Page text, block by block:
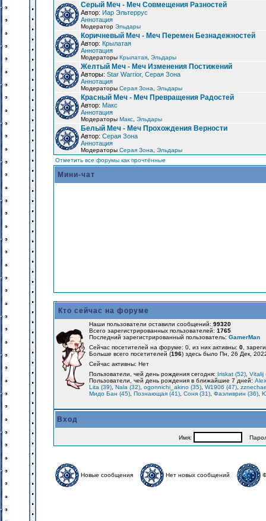
Серый Меч - Меч Совмещения Разностей
Автор: Иар Эльтеррус
Аннотация
Модератор Эльдары
Коричневый Меч - Меч Перемен Безнадежностей
Автор: Крылатая
Аннотация
Модераторы Крылатая Эльдары
Желтый Меч - Меч Изменения Постижений
Авторы: Star Warrior, Серая Зона
Аннотация
Модераторы Серая Зона Эльдары
Красный Меч - Меч Превращения Радостей
Автор: Макс
Аннотация
Модераторы Макс Эльдары
Белый Меч - Меч Прохождения Верности
Автор: Серая Зона
Аннотация
Модераторы Серая Зона
Эльдары
Отметить все форумы как прочтённые
Мини-чат
Кто сейчас на форуме
Наши пользователи оставили сообщений: 99320
Всего зарегистрированных пользователей: 1765
Последний зарегистрированный пользователь: GamerMan
Сейчас посетителей на форуме: 0, из них активны: 0 ,
Больше всего посетителей (196) здесь было Пн, 26 Дек,
Сейчас активны: Нет
Пользователи, чей день рождения сегодня: Iriskat (52) Vitalij
Пользователи, чей день рождения в ближайшие 7 дней:
Lita (39) Nala (32) ogonnichi_akino (35) W1906 (47)
Мидо Бан (45) Познающая (41) Соня (31) Фаэливрин (36)
Вход
Имя:
Новые сообщения Нет новых сообщений